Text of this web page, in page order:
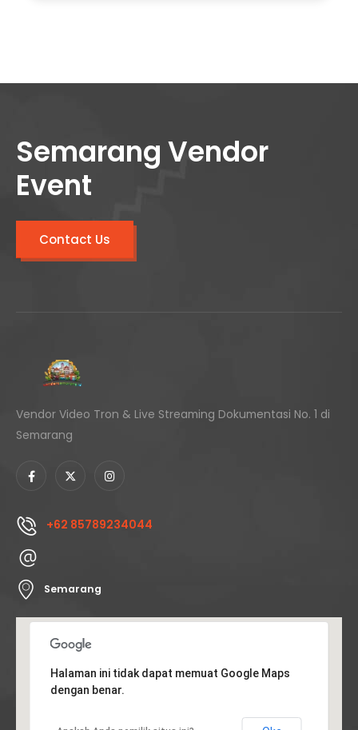
Semarang Vendor
Event
Contact Us
Vendor Video Tron & Live Streaming Dokumentasi No. 1 di
Semarang
+62 85789234044
Semarang
Halaman ini tidak dapat memuat Google Maps
dengan benar.